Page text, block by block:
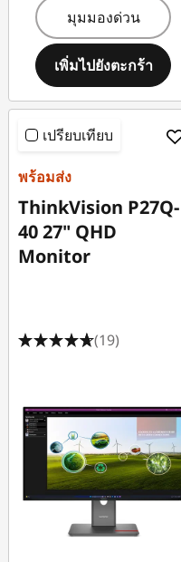
มุมมองด่วน
เพิ่มไปยังตะกร้า
เปรียบเทียบ
พร้อมส่ง
ThinkVision P27Q-
40 27" QHD
Monitor
(19)